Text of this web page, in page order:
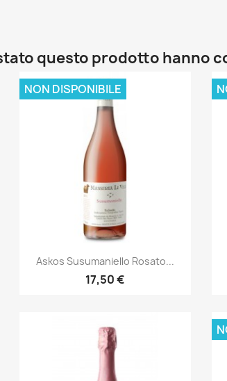
questo prodotto hanno
Anteprima
Askos Susumaniello Rosato...
17,50 €
NON DISPONIBILE